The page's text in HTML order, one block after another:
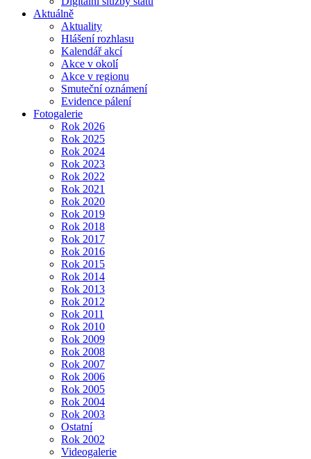
Aktuálně
Aktuality
Hlášení rozhlasu
Kalendář akcí
Akce v okolí
Akce v regionu
Smuteční oznámení
Evidence pálení
Fotogalerie
Rok 2026
Rok 2025
Rok 2024
Rok 2023
Rok 2022
Rok 2021
Rok 2020
Rok 2019
Rok 2018
Rok 2017
Rok 2016
Rok 2015
Rok 2014
Rok 2013
Rok 2012
Rok 2011
Rok 2010
Rok 2009
Rok 2008
Rok 2007
Rok 2006
Rok 2005
Rok 2004
Rok 2003
Ostatní
Rok 2002
Videogalerie